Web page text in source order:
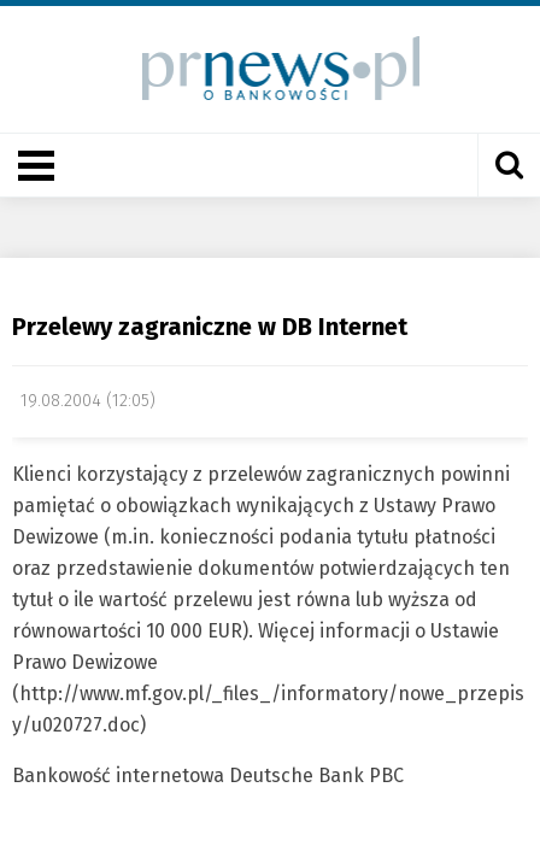
Przelewy zagraniczne w DB Internet
19.08.2004 (12:05)
Klienci korzystający z przelewów zagranicznych powinni
pamiętać o obowiązkach wynikających z Ustawy Prawo
Dewizowe (m.in. konieczności podania tytułu płatności
oraz przedstawienie dokumentów potwierdzających ten
tytuł o ile wartość przelewu jest równa lub wyższa od
równowartości 10 000 EUR). Więcej informacji o Ustawie
Prawo Dewizowe
(http://www.mf.gov.pl/_files_/informatory/nowe_przepis
y/u020727.doc)
Bankowość internetowa Deutsche Bank PBC